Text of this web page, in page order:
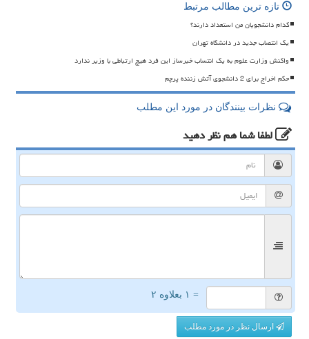
تازه ترین مطالب مرتبط
کدام دانشجویان من استعداد دارند؟
یک انتصاب جدید در دانشگاه تهران
واکنش وزارت علوم به یک انتساب خبرساز این فرد هیچ ارتباطی با وزیر ندارد
حکم اخراج برای 2 دانشجوی آتش زننده پرچم
نظرات بینندگان در مورد این مطلب
لطفا شما همنظر دهید
= ۱ بعلاوه ۲
ارسال نظر در مورد مطلب